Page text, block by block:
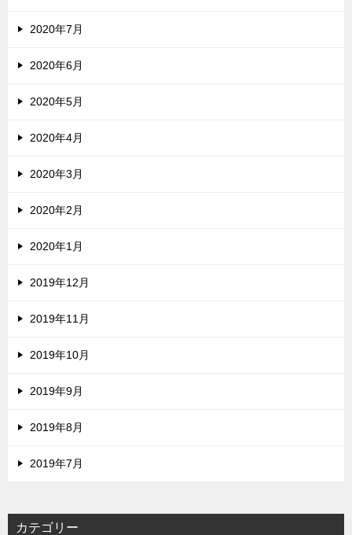
2020年7月
2020年6月
2020年5月
2020年4月
2020年3月
2020年2月
2020年1月
2019年12月
2019年11月
2019年10月
2019年9月
2019年8月
2019年7月
カテゴリー